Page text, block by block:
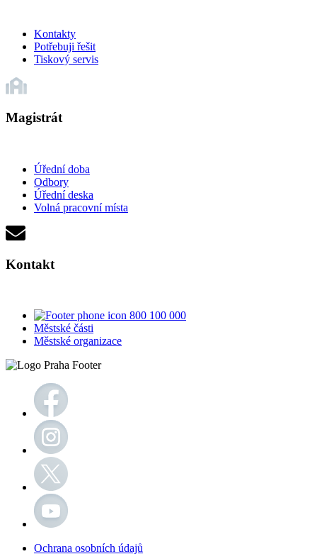
Kontakty
Potřebuji řešit
Tiskový servis
Magistrát
Úřední doba
Odbory
Úřední deska
Volná pracovní místa
Kontakt
800 100 000
Městské části
Městské organizace
Ochrana osobních údajů